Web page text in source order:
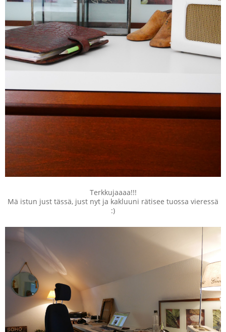
Terkkujaaaa!!!
Mä istun just tässä, just nyt ja kakluuni rätisee tuossa vieressä
:)